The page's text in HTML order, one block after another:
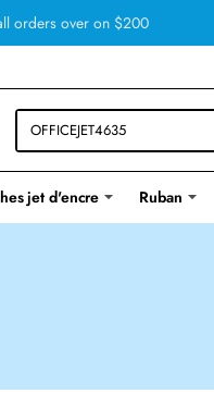
orders over on $200
jet d'encre Ruban